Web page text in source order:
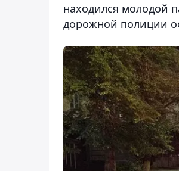
находился молодой
дорожной полиции